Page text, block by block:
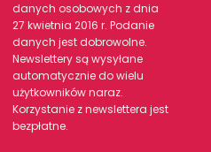
danych osobowych z dnia
27 kwietnia 2016 r. Podanie
danych jest dobrowolne.
Newslettery są wysyłane
automatycznie do wielu
użytkowników naraz.
Korzystanie z newslettera jest
bezpłatne.